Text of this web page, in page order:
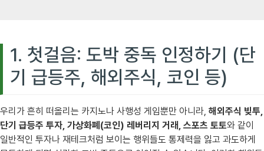
1. 첫걸음: 도박 중독 인정하기 (단
기 급등주, 해외주식, 코인 등)
우리가 흔히 떠올리는 카지노나 사행성 게임뿐만 아니라, 해외주식 빚투,
단기 급등주 투자, 가상화폐(코인) 레버리지 거래, 스포츠 토토와 같이
일반적인 투자나 재테크처럼 보이는 행위들도 통제력을 잃고 과도하게